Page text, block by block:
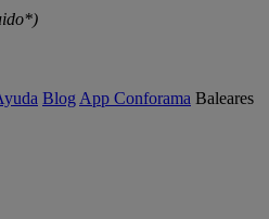
Blog App Conforama Baleares